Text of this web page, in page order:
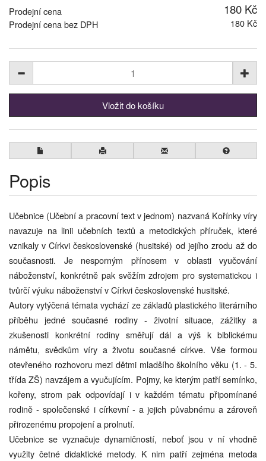
Prodejní cena 180 Kč
Prodejní cena bez DPH 180 Kč
Popis
Učebnice (Učební a pracovní text v jednom) nazvaná Kořínky víry
navazuje na linii učebních textů a metodických příruček, které
vznikaly v Církvi československé (husitské) od jejího zrodu až do
současnosti. Je nesporným přínosem v oblasti vyučování
náboženství, konkrétně pak svěžím zdrojem pro systematickou i
tvůrčí výuku náboženství v Církvi československé husitské.
Autory vytýčená témata vychází ze základů plastického literárního
příběhu jedné současné rodiny - životní situace, zážitky a
zkušenosti konkrétní rodiny směřují dál a výš k biblickému
námětu, svědkům víry a životu současné církve. Vše formou
otevřeného rozhovoru mezi dětmi mladšího školního věku (1. - 5.
třída ZŠ) navzájem a vyučujícím. Pojmy, ke kterým patří semínko,
kořeny, strom pak odpovídají i v každém tématu připomínané
rodině - společenské i církevní - a jejich půvabnému a zároveň
přirozenému propojení a prolnutí.
Učebnice se vyznačuje dynamičností, neboť jsou v ní vhodně
využity četné didaktické metody. K nim patří zejména metoda